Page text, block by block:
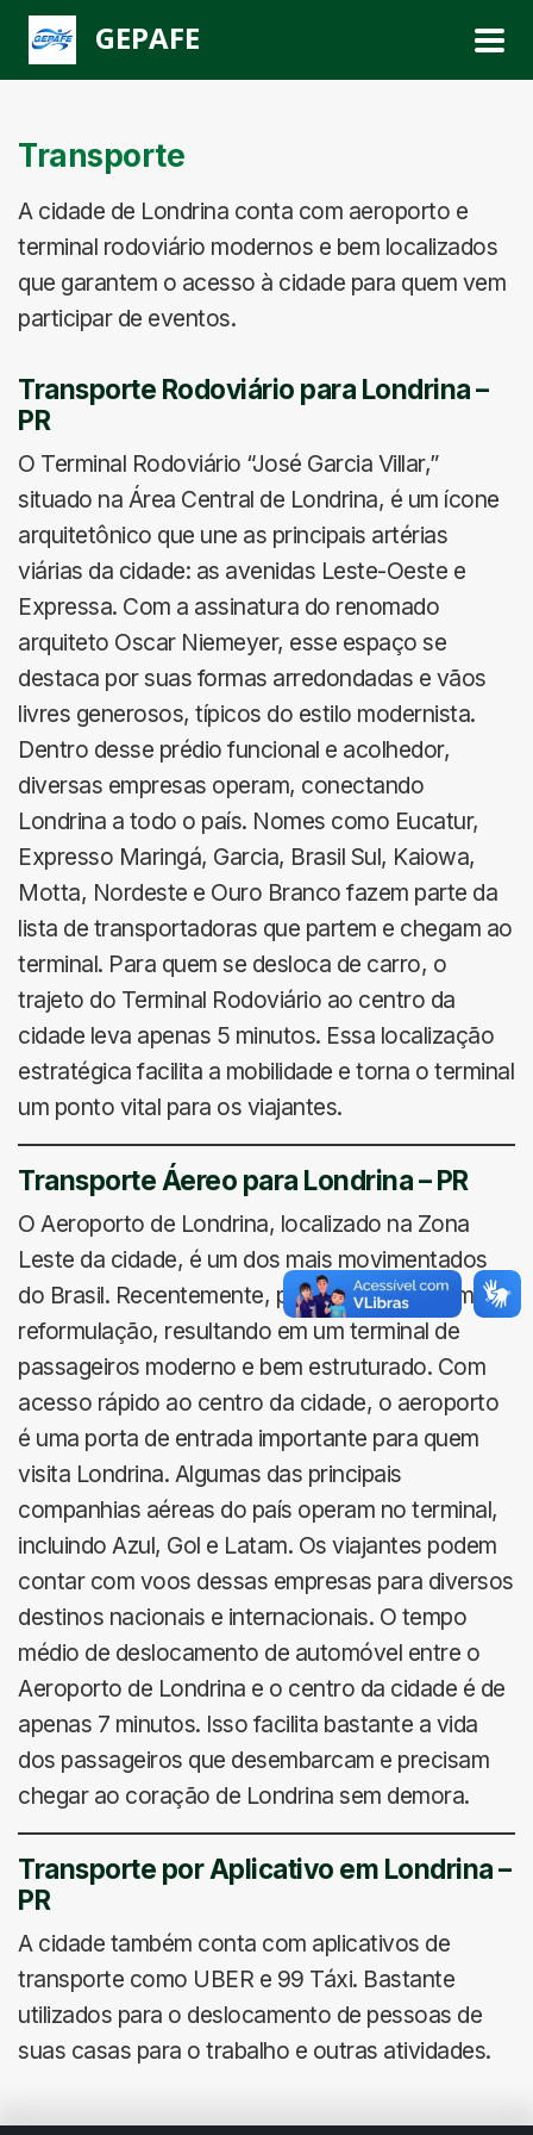
GEPAFE
Transporte
A cidade de Londrina conta com aeroporto e
terminal rodoviário modernos e bem localizados
que garantem o acesso à cidade para quem vem
participar de eventos.
Transporte Rodoviário para Londrina –
PR
O Terminal Rodoviário “José Garcia Villar,”
situado na Área Central de Londrina, é um ícone
arquitetônico que une as principais artérias
viárias da cidade: as avenidas Leste-Oeste e
Expressa. Com a assinatura do renomado
arquiteto Oscar Niemeyer, esse espaço se
destaca por suas formas arredondadas e vãos
livres generosos, típicos do estilo modernista.
Dentro desse prédio funcional e acolhedor,
diversas empresas operam, conectando
Londrina a todo o país. Nomes como Eucatur,
Expresso Maringá, Garcia, Brasil Sul, Kaiowa,
Motta, Nordeste e Ouro Branco fazem parte da
lista de transportadoras que partem e chegam ao
terminal. Para quem se desloca de carro, o
trajeto do Terminal Rodoviário ao centro da
cidade leva apenas 5 minutos. Essa localização
estratégica facilita a mobilidade e torna o terminal
um ponto vital para os viajantes.
Transporte Áereo para Londrina – PR
O Aeroporto de Londrina, localizado na Zona
Leste da cidade, é um dos mais movimentados
do Brasil. Recentemente, passou por uma ampla
reformulação, resultando em um terminal de
passageiros moderno e bem estruturado. Com
acesso rápido ao centro da cidade, o aeroporto
é uma porta de entrada importante para quem
visita Londrina. Algumas das principais
companhias aéreas do país operam no terminal,
incluindo Azul, Gol e Latam. Os viajantes podem
contar com voos dessas empresas para diversos
destinos nacionais e internacionais. O tempo
médio de deslocamento de automóvel entre o
Aeroporto de Londrina e o centro da cidade é de
apenas 7 minutos. Isso facilita bastante a vida
dos passageiros que desembarcam e precisam
chegar ao coração de Londrina sem demora.
Transporte por Aplicativo em Londrina –
PR
A cidade também conta com aplicativos de
transporte como UBER e 99 Táxi. Bastante
utilizados para o deslocamento de pessoas de
suas casas para o trabalho e outras atividades.